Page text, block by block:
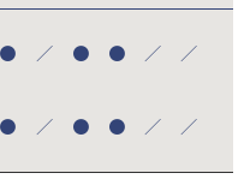
● ／ ● ● ／ ／
● ／ ● ● ／ ／